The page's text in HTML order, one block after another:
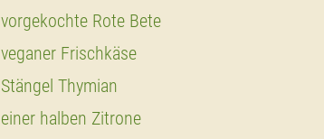
vorgekochte Rote Bete
veganer Frischkäse
Stängel Thymian
einer halben Zitrone